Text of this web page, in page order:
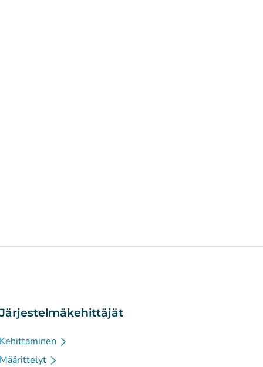
Järjestelmäkehittäjät
Kehittäminen
Määrittelyt